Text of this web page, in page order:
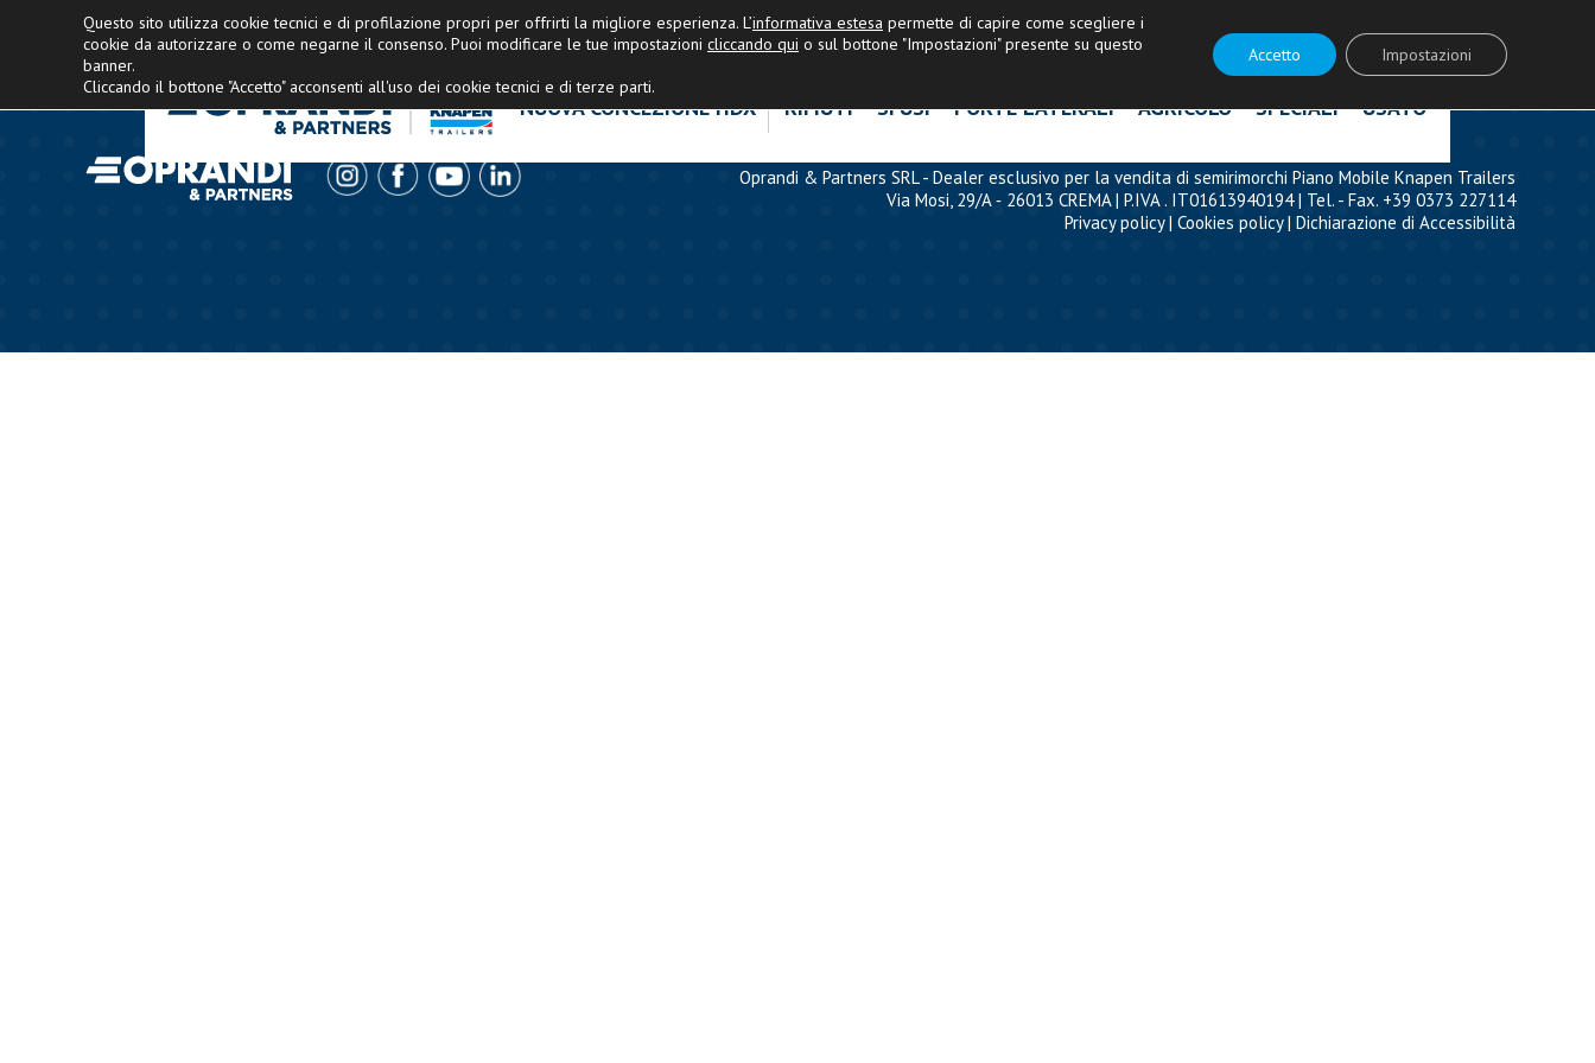
Concessionario esclusivo Knapen Italia OPRANDI&PARTNERS | Ultime Novità! | Contattaci
NUOVA CONCEZIONE HDX RIFIUTI SFUSI PORTE LATERALI AGRICOLO SPECIALI USATO
Oprandi & Partners SRL - Dealer esclusivo per la vendita di semirimorchi Piano Mobile Knapen Trailers
Via Mosi, 29/A ‐ 26013 CREMA | P.IVA . IT01613940194 | Tel. - Fax. +39 0373 227114
Privacy policy| Cookies policy| Dichiarazione di Accessibilità
Questo sito utilizza cookie tecnici e di profilazione propri per offrirti la migliore esperienza. L’informativa estesa permette di capire come scegliere i
cookie da autorizzare o come negarne il consenso. Puoi modificare le tue impostazioni cliccando qui o sul bottone "Impostazioni" presente su questo
banner.
Cliccando il bottone "Accetto" acconsenti all'uso dei cookie tecnici e di terze parti.
Accetto Impostazioni